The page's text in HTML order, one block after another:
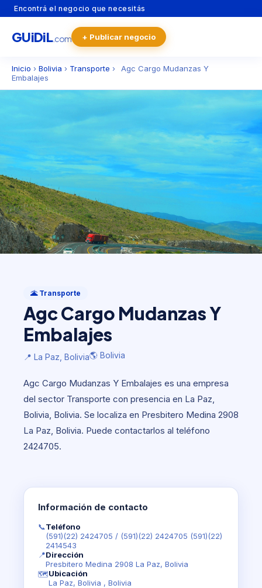
Encontrá el negocio que necesitás
GUiDiL.com + Publicar negocio
Inicio › Bolivia › Transporte ›
Agc Cargo Mudanzas Y
Embalajes
Agc Cargo Mudanzas Y Embalajes
📍 La Paz, Bolivia🌎 Bolivia
🌋 Transporte
Agc Cargo Mudanzas Y
Embalajes
📍 La Paz, Bolivia🌎 Bolivia
Agc Cargo Mudanzas Y Embalajes es una empresa
del sector Transporte con presencia en La Paz,
Bolivia, Bolivia. Se localiza en Presbitero Medina 2908
La Paz, Bolivia. Puede contactarlos al teléfono
2424705.
Información de contacto
📞Teléfono
(591)(22) 2424705 / (591)(22) 2424705 (591)(22)
2414543
📍Dirección
Presbitero Medina 2908 La Paz, Bolivia
🗺️Ubicación
La Paz, Bolivia , Bolivia